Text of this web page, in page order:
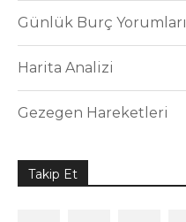
Günlük Burç Yorumları
Harita Analizi
Gezegen Hareketleri
Takip Et